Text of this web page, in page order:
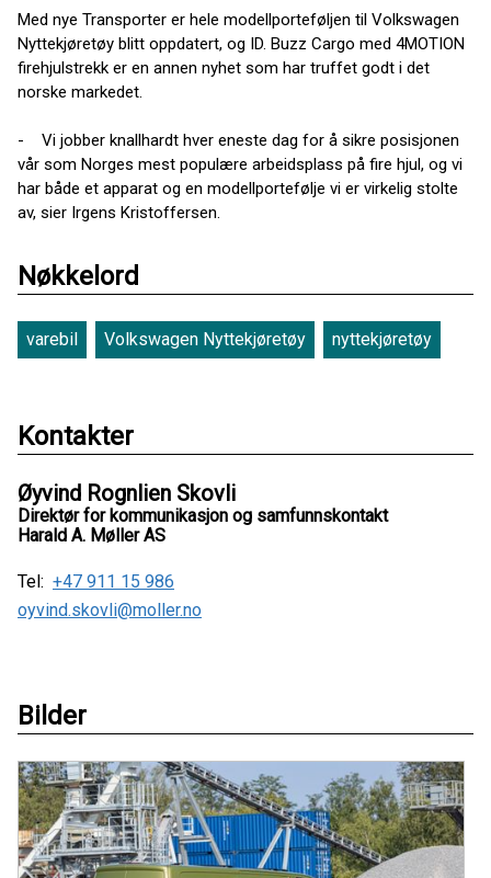
Med nye Transporter er hele modellporteføljen til Volkswagen
Nyttekjøretøy blitt oppdatert, og ID. Buzz Cargo med 4MOTION
firehjulstrekk er en annen nyhet som har truffet godt i det
norske markedet.
- Vi jobber knallhardt hver eneste dag for å sikre posisjonen
vår som Norges mest populære arbeidsplass på fire hjul, og vi
har både et apparat og en modellportefølje vi er virkelig stolte
av, sier Irgens Kristoffersen.
Nøkkelord
varebil Volkswagen Nyttekjøretøy nyttekjøretøy
Kontakter
Øyvind Rognlien Skovli
Direktør for kommunikasjon og samfunnskontakt
Harald A. Møller AS
Tel: +47 911 15 986
oyvind.skovli@moller.no
Bilder